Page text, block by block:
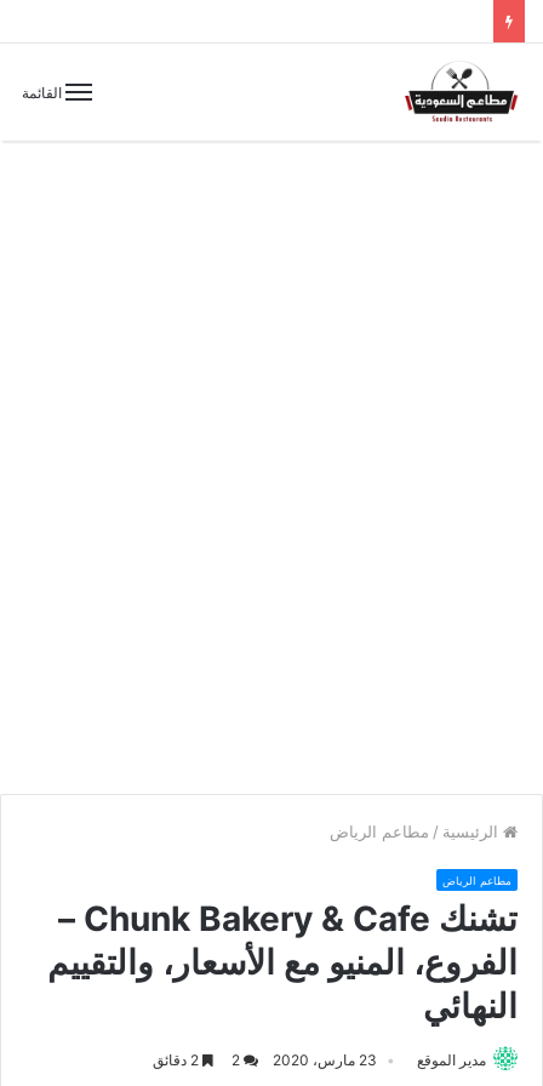
القائمة
الرئيسية / مطاعم الرياض
مطاعم الرياض
تشنك Chunk Bakery & Cafe –
الفروع، المنيو مع الأسعار، والتقييم
النهائي
مدير الموقع 23 مارس، 2020